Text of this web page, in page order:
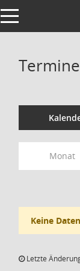
Toggle navigation
Monat
Keine
Letzte